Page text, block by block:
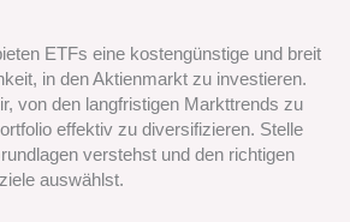
ETFs eine kostengünstige und breit
in den Aktienmarkt zu investieren.
von den langfristigen Markttrends zu
effektiv zu diversifizieren. Stelle
verstehst und den richtigen
auswählst.